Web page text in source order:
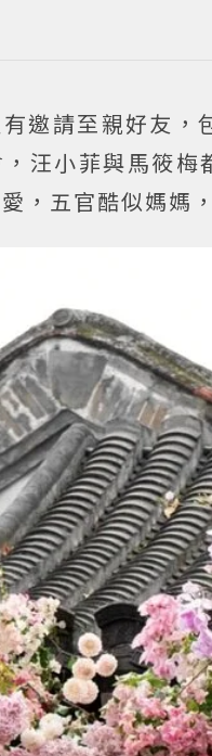
邀請至親好友，
汪小菲與馬筱
，五官酷似媽媽